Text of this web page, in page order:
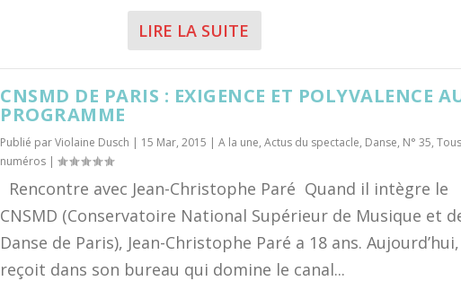
LIRE LA SUITE
CNSMD DE PARIS : EXIGENCE ET POLYVALENCE
PROGRAMME
Publié parViolaine Dusch | 15 Mar, 2015 |A la une,Actus du spectacle, Danse, N° 35,
numéros |
Rencontre avec Jean-Christophe Paré Quand il intègre le
CNSMD (Conservatoire National Supérieur de Musique et
Danse de Paris), Jean-Christophe Paré a 18 ans.
reçoit dans son bureau qui domine le canal...